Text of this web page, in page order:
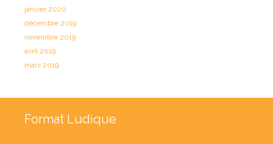
janvier 2020
décembre 2019
novembre 2019
avril 2019
mars 2019
Format Ludique